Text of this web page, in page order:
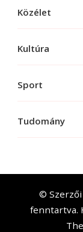
Közélet
Kultúra
Sport
Tudomány
©
fenntartva.